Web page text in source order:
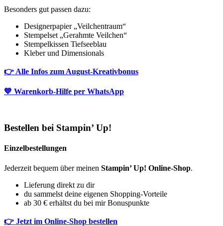
Besonders gut passen dazu:
Designerpapier „Veilchentraum“
Stempelset „Gerahmte Veilchen“
Stempelkissen Tiefseeblau
Kleber und Dimensionals
👉 Alle Infos zum August-Kreativbonus
💙 Warenkorb-Hilfe per WhatsApp
Bestellen bei Stampin’ Up!
Einzelbestellungen
Jederzeit bequem über meinen Stampin’ Up! Online-Shop.
Lieferung direkt zu dir
du sammelst deine eigenen Shopping-Vorteile
ab 30 € erhältst du bei mir Bonuspunkte
👉 Jetzt im Online-Shop bestellen